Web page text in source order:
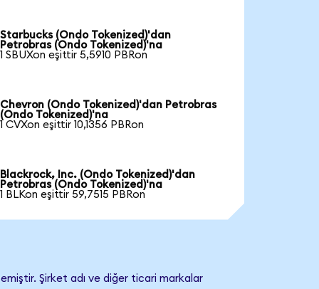
Starbucks (Ondo Tokenized)'dan
Petrobras (Ondo Tokenized)'na
1 SBUXon eşittir 5,5910 PBRon
Chevron (Ondo Tokenized)'dan Petrobras
(Ondo Tokenized)'na
1 CVXon eşittir 10,1356 PBRon
Blackrock, Inc. (Ondo Tokenized)'dan
Petrobras (Ondo Tokenized)'na
1 BLKon eşittir 59,7515 PBRon
Şirket adı ve diğer ticari markalar